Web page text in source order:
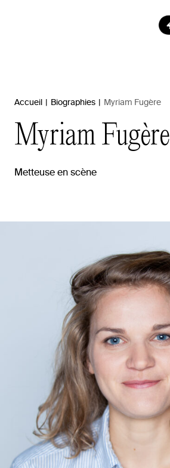
Accueil | Biographies | Myriam Fugère
Myriam Fugère
Metteuse en scène